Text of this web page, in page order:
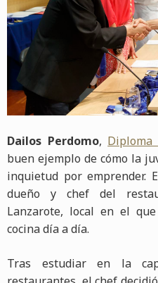
Dailos Perdomo, Diploma
buen ejemplo de cómo la
inquietud por emprender.
dueño y chef del
Lanzarote, local en el
cocina día a día.
Tras estudiar en la